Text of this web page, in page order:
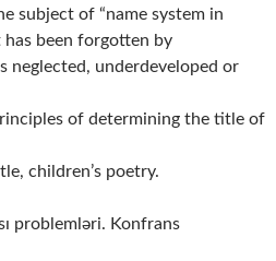
subject of “name system in
been forgotten by
neglected, underdeveloped or
of determining the title of
children’s poetry.
problemləri. Konfrans